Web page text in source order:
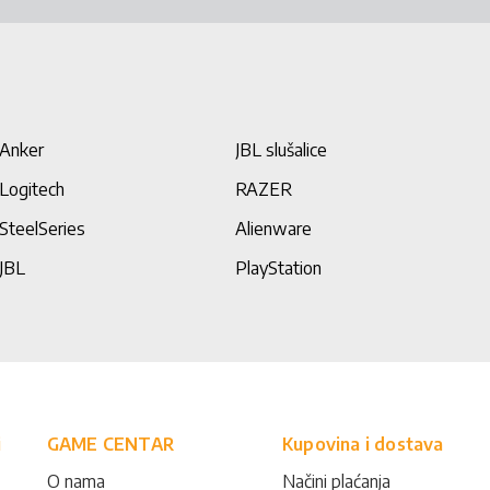
Anker
JBL slušalice
Logitech
RAZER
SteelSeries
Alienware
JBL
PlayStation
GAME CENTAR
O nama
Kupovina i dostava
Načini plaćanja